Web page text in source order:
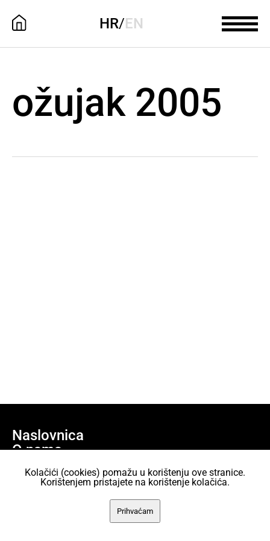
HR/EN
ožujak 2005
Naslovnica
O nama
Učlani se
Projekti
AKC Attack Sav sadržaj dan je na korištenje pod licencom Creative
Kolačići (cookies) pomažu u korištenju ove stranice.
Korištenjem pristajete na korištenje kolačića.
Prihvaćam